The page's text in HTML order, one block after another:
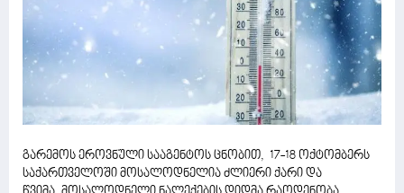
გარემოს ეროვნული სააგენტოს ცნობით, 17-18 ოქტომბერს
საქართველოში მოსალოდნელია ძლიერი ქარი და